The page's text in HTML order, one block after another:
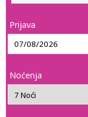
Prijava
Noćenja